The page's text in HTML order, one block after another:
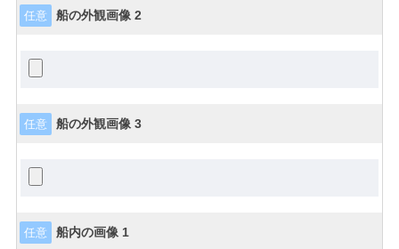
任意 船の外観画像 2
任意 船の外観画像 3
任意 船内の画像 1